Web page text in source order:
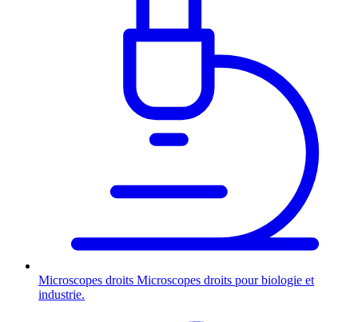
Microscopes droits Microscopes droits pour biologie et
industrie.